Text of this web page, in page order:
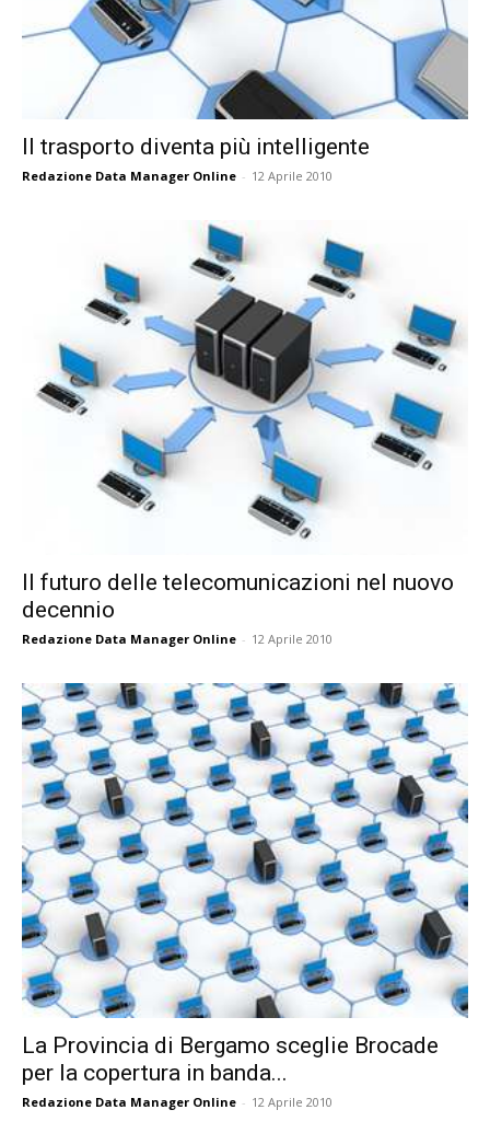
Il trasporto diventa più intelligente
Redazione Data Manager Online - 12 Aprile 2010
Il futuro delle telecomunicazioni nel nuovo
decennio
Redazione Data Manager Online - 12 Aprile 2010
La Provincia di Bergamo sceglie Brocade
per la copertura in banda...
Redazione Data Manager Online - 12 Aprile 2010